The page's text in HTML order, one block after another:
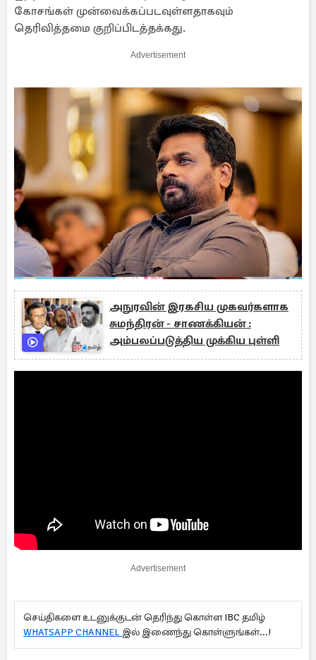
கோசங்கள் முன்வைக்கப்படவுள்ளதாகவும்
தெரிவித்தமை குறிப்பிடத்தக்கது.
Advertisement
அநுரவின் இரகசிய முகவர்களாக
சுமந்திரன் - சாணக்கியன் :
அம்பலப்படுத்திய முக்கிய புள்ளி
Advertisement
செய்திகளை உடனுக்குடன் தெரிந்து கொள்ள IBC தமிழ்
WHATSAPP CHANNEL இல் இணைந்து கொள்ளுங்கள்...!